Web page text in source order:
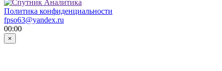
Политика конфиденциальности
fpso63@yandex.ru
00:00
×